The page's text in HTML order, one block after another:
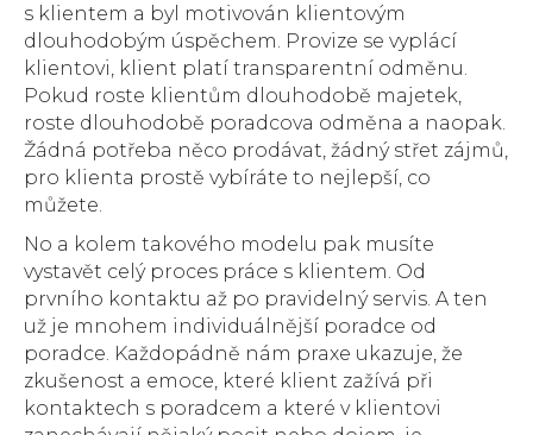
s klientem a byl motivován klientovým
dlouhodobým úspěchem. Provize se vyplácí
klientovi, klient platí transparentní odměnu.
Pokud roste klientům dlouhodobě majetek,
roste dlouhodobě poradcova odměna a naopak.
Žádná potřeba něco prodávat, žádný střet zájmů,
pro klienta prostě vybíráte to nejlepší, co
můžete.
No a kolem takového modelu pak musíte
vystavět celý proces práce s klientem. Od
prvního kontaktu až po pravidelný servis. A ten
už je mnohem individuálnější poradce od
poradce. Každopádně nám praxe ukazuje, že
zkušenost a emoce, které klient zažívá při
kontaktech s poradcem a které v klientovi